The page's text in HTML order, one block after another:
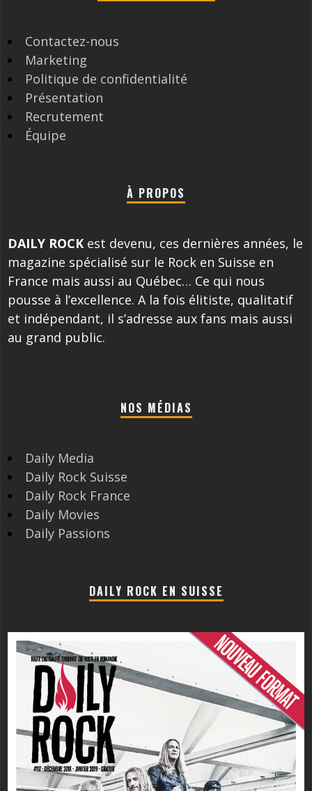
Contactez-nous
Marketing
Politique de confidentialité
Présentation
Recrutement
Équipe
À PROPOS
DAILY ROCK est devenu, ces dernières années, le
magazine spécialisé sur le Rock en Suisse en
France mais aussi au Québec… Ce qui nous
pousse à l’excellence. A la fois élitiste, qualitatif
et indépendant, il s’adresse aux fans mais aussi
au grand public.
NOS MÉDIAS
Daily Media
Daily Rock Suisse
Daily Rock France
Daily Movies
Daily Passions
DAILY ROCK EN SUISSE